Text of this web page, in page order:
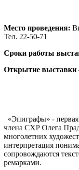
Место проведения:
Тел. 22-50-71
Сроки работы
Открытие выставки
«Эпиграфы» -
члена СХР Олега
многолетних
интерпретация
сопровождаются
ремарками.